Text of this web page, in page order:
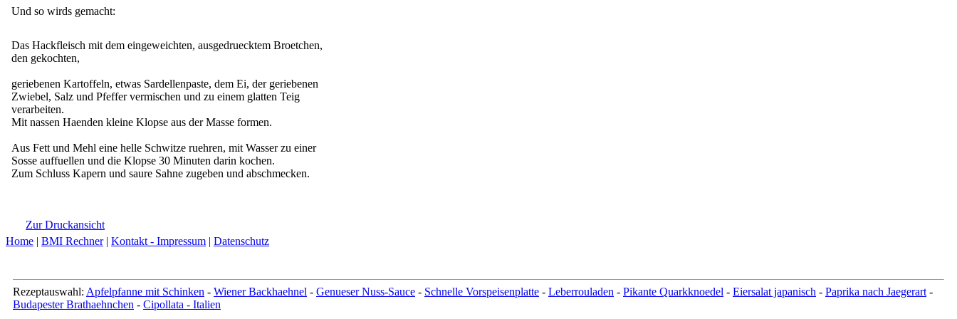
Und so wirds gemacht:
Das Hackfleisch mit dem eingeweichten, ausgedruecktem Broetchen,
den gekochten,
geriebenen Kartoffeln, etwas Sardellenpaste, dem Ei, der geriebenen
Zwiebel, Salz und Pfeffer vermischen und zu einem glatten Teig
verarbeiten.
Mit nassen Haenden kleine Klopse aus der Masse formen.
Aus Fett und Mehl eine helle Schwitze ruehren, mit Wasser zu einer
Sosse auffuellen und die Klopse 30 Minuten darin kochen.
Zum Schluss Kapern und saure Sahne zugeben und abschmecken.
Zur Druckansicht
Home | BMI Rechner| Kontakt - Impressum | Datenschutz
Rezeptauswahl: Apfelpfanne mit Schinken - Wiener Backhaehnel - Genueser Nuss-Sauce - Schnelle Vorspeisenplatte - Leberrouladen - Pikante Quarkknoedel - Eiersalat japanisch - Paprika nach Jaegerart -
Budapester Brathaehnchen - Cipollata - Italien